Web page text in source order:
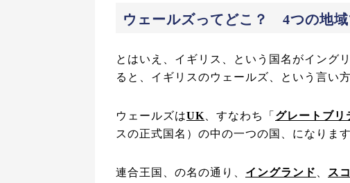
ウェールズってどこ？ 4つの地
とはいえ、イギリス、という国名がイング
ると、イギリスのウェールズ、という言い
ウェールズはUK 、すなわち「 グレートブリ
スの正式国名）の中の一つの国、になります
連合王国、の名の通り、 イングランド ス